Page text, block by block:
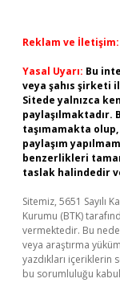
Reklam ve İletişim:
Yasal Uyarı: Bu
veya şahıs şirketi
Sitede yalnızca
taşımamakta
paylaşım
benzerlikleri
taslak halindedir
Sitemiz, 5651 Sayılı
Kurumu (BTK)
vermektedir. Bu
veya araştırma
yazdıkları içeriklerin
bu sorumluluğu